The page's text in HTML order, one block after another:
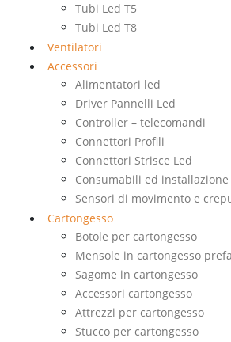
Tubi Led T5
Tubi Led T8
Ventilatori
Accessori
Alimentatori led
Driver Pannelli Led
Controller – telecomandi
Connettori Profili
Connettori Strisce Led
Consumabili ed installazione
Sensori di movimento e
Cartongesso
Botole per cartongesso
Mensole in cartongesso
Sagome in cartongesso
Accessori cartongesso
Attrezzi per cartongesso
Stucco per cartongesso